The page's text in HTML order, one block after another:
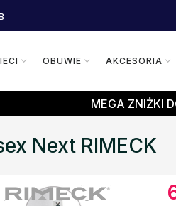
OBUWIE AKCESORIA
MEGA ZNIŻKI
Next RIMECK